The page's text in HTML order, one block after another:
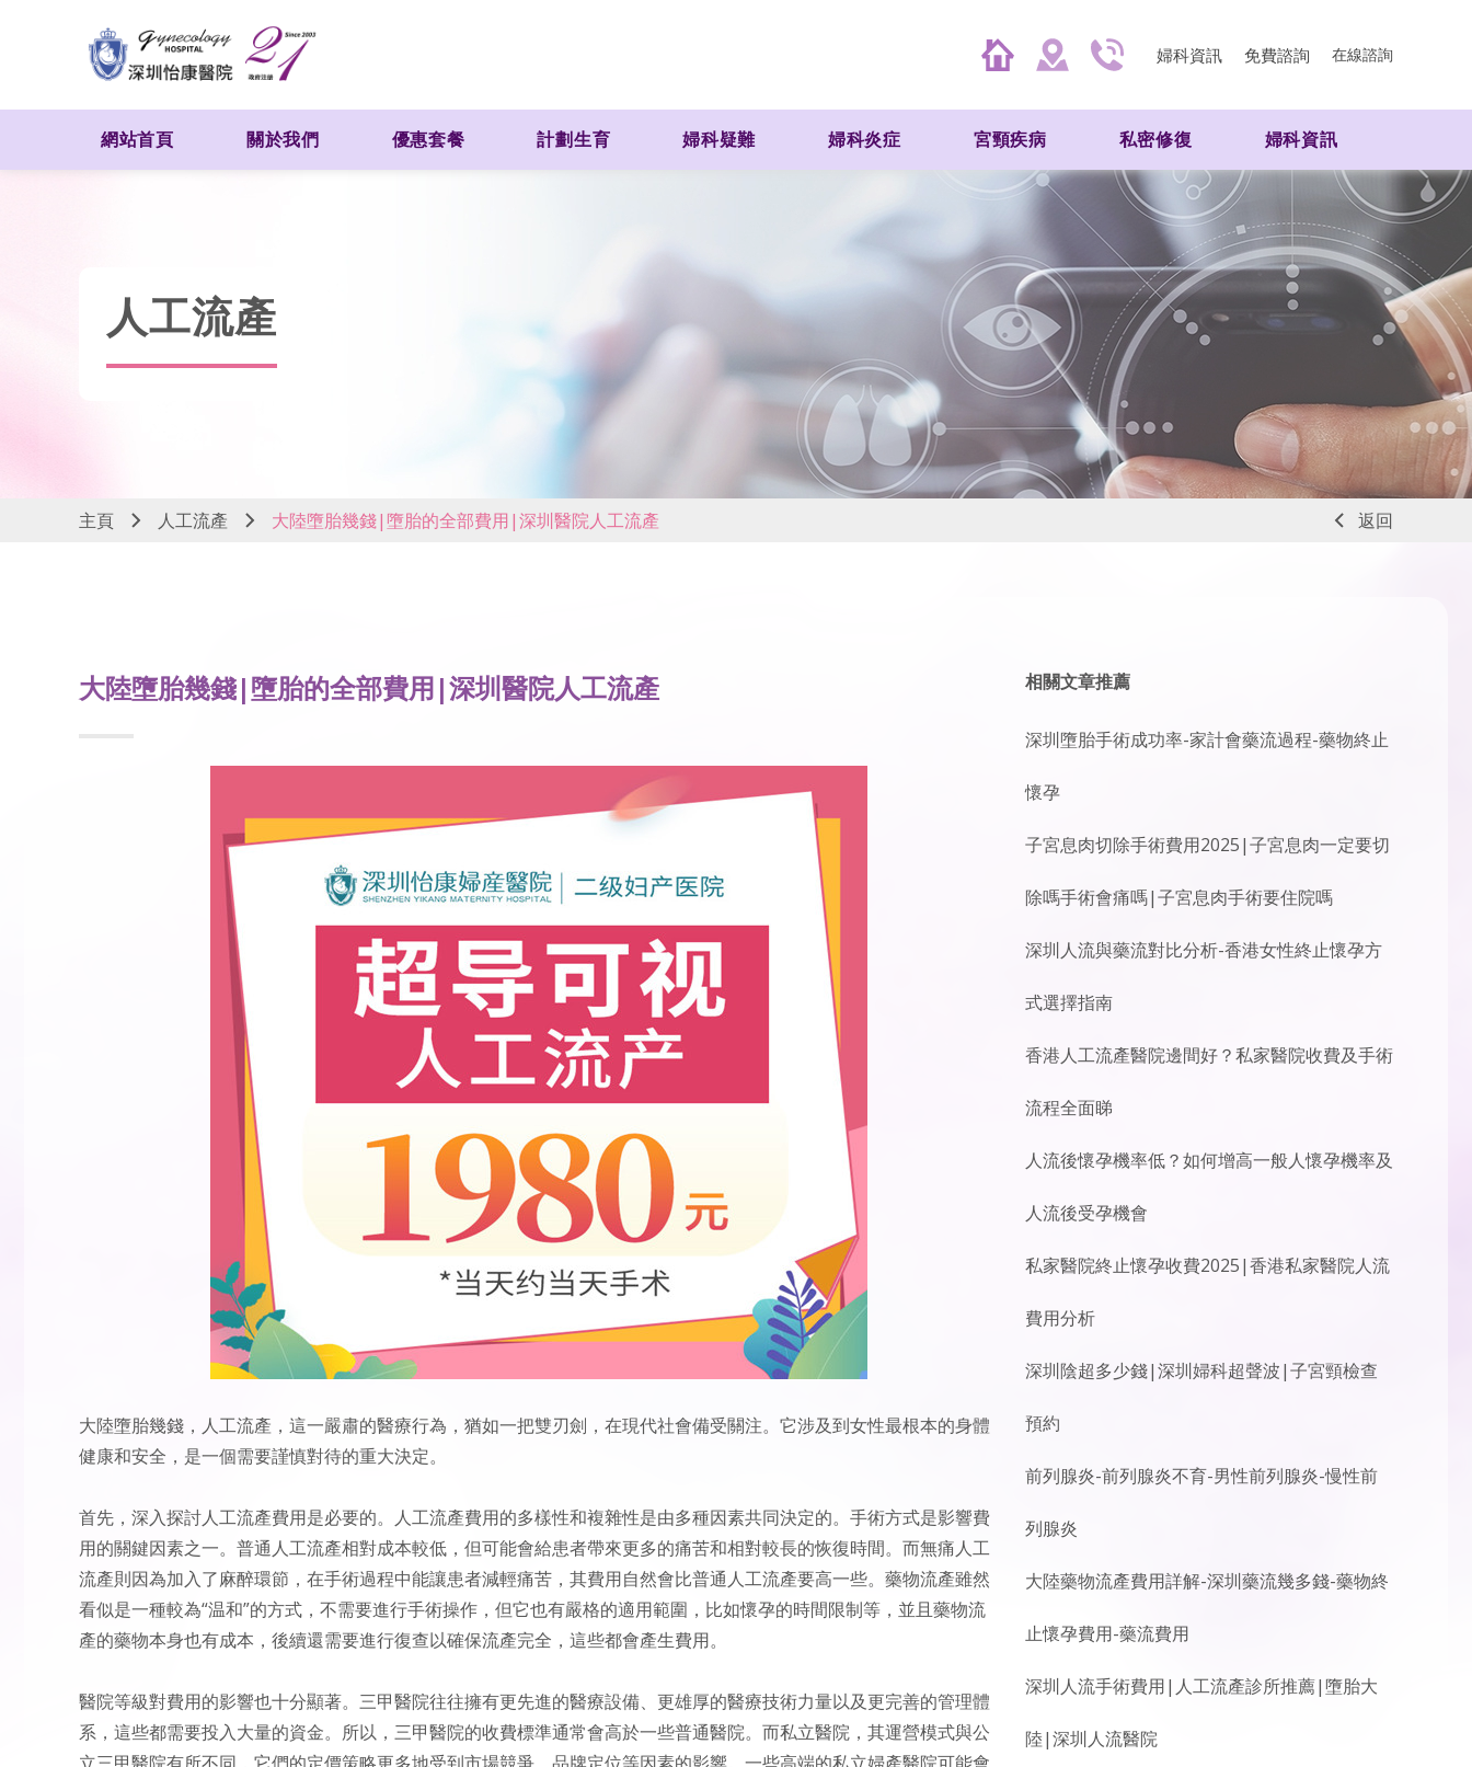
婦科資訊 免費諮詢 在線諮詢
網站首頁 關於我們 優惠套餐 計劃生育 婦科疑難 婦科炎症 宮頸疾病 私密修復 婦科資訊
人工流產
返回
主頁 人工流產 大陸墮胎幾錢|墮胎的全部費用|深圳醫院人工流產
大陸墮胎幾錢|墮胎的全部費用|深圳醫院人工流產
大陸墮胎幾錢 ，人工流產，這一嚴肅的醫療行為，猶如一把雙刃劍，在現代社會備受關注。它涉及到女性最根本的身體
健康和安全，是一個需要謹慎對待的重大決定。
首先，深入探討人工流產費用是必要的。人工流產費用的多樣性和複雜性是由多種因素共同決定的。手術方式是影響費
用的關鍵因素之一。普通人工流產相對成本較低，但可能會給患者帶來更多的痛苦和相對較長的恢復時間。而無痛人工
流產則因為加入了麻醉環節，在手術過程中能讓患者減輕痛苦，其費用自然會比普通人工流產要高一些。藥物流產雖然
看似是一種較為“温和”的方式，不需要進行手術操作，但它也有嚴格的適用範圍，比如懷孕的時間限制等，並且藥物流
產的藥物本身也有成本，後續還需要進行復查以確保流產完全，這些都會產生費用。
醫院等級對費用的影響也十分顯著。三甲醫院往往擁有更先進的醫療設備、更雄厚的醫療技術力量以及更完善的管理體
系，這些都需要投入大量的資金。所以，三甲醫院的收費標準通常會高於一些普通醫院。而私立醫院，其運營模式與公
相關文章推薦
深圳墮胎手術成功率-家計會藥流過程-藥物終止
懷孕
子宮息肉切除手術費用2025|子宮息肉一定要切
除嗎手術會痛嗎|子宮息肉手術要住院嗎
深圳人流與藥流對比分析-香港女性終止懷孕方
式選擇指南
香港人工流產醫院邊間好？私家醫院收費及手術
流程全面睇
人流後懷孕機率低？如何增高一般人懷孕機率及
人流後受孕機會
私家醫院終止懷孕收費2025|香港私家醫院人流
費用分析
深圳陰超多少錢|深圳婦科超聲波|子宮頸檢查
預約
前列腺炎-前列腺炎不育-男性前列腺炎-慢性前
列腺炎
大陸藥物流產費用詳解-深圳藥流幾多錢-藥物終
止懷孕費用-藥流費用
深圳人流手術費用|人工流產診所推薦|墮胎大
陸|深圳人流醫院